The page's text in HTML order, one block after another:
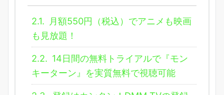
2.1.
月額550円（税込）でアニメも映画
も見放題！
2.2. 14日間の無料トライアルで『モン
キーターン』を実質無料で視聴可能